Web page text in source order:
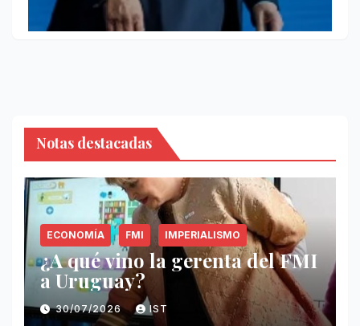
Notas destacadas
ECONOMÍA FMI IMPERIALISMO
¿A qué vino la gerenta del FMI
a Uruguay?
30/07/2026 IST